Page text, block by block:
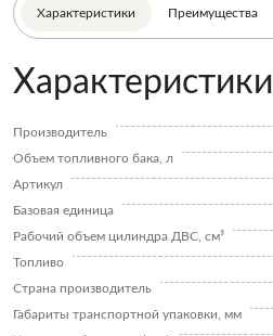
Характеристики Преимущества
Характеристики
Производитель
Объем топливного бака, л
Артикул
Базовая единица
Рабочий объем цилиндра ДВС, см³
Топливо
Страна производитель
Габариты транспортной упаковки, мм